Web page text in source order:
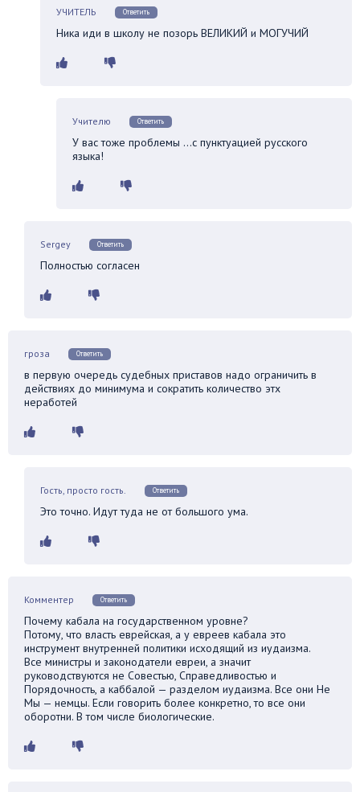
УЧИТЕЛЬ Ответить
Ника иди в школу не позорь ВЕЛИКИЙ и МОГУЧИЙ
Учителю Ответить
У вас тоже проблемы …с пунктуацией русского
языка!
Sergey Ответить
Полностью согласен
гроза Ответить
в первую очередь судебных приставов надо ограничить в
действиях до минимума и сократить количество этх
неработей
Гость, просто гость. Ответить
Это точно. Идут туда не от большого ума.
Комментер Ответить
Почему кабала на государственном уровне?
Потому, что власть еврейская, а у евреев кабала это
инструмент внутренней политики исходящий из иудаизма.
Все министры и законодатели евреи, а значит
руководствуются не Совестью, Справедливостью и
Порядочность, а каббалой — разделом иудаизма. Все они Не
Мы — немцы. Если говорить более конкретно, то все они
оборотни. В том числе биологические.